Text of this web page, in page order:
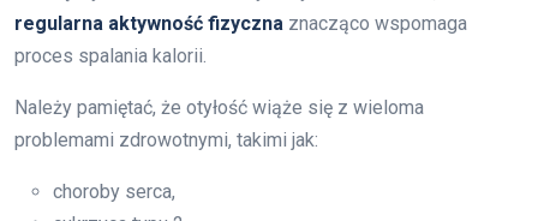
regularna aktywność fizyczna znacząco wspomaga
proces spalania kalorii.
Należy pamiętać, że otyłość wiąże się z wieloma
problemami zdrowotnymi, takimi jak:
choroby serca,